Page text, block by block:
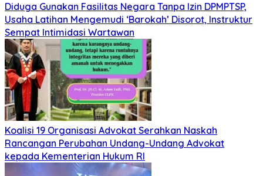
Diduga Gunakan Fasilitas Negara Tanpa Izin DPMPTSP,
Usaha Latihan Mengemudi ‘Barokah’ Disorot, Instruktur
Sempat Intimidasi Wartawan
Koalisi 19 Organisasi Advokat Serahkan Naskah
Rancangan Perubahan Undang-Undang Advokat
kepada Kementerian Hukum RI